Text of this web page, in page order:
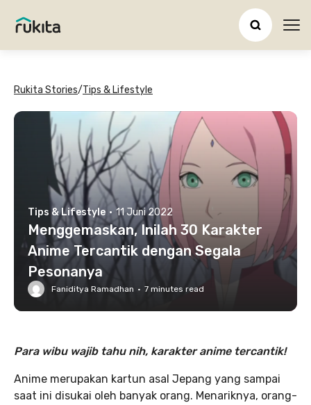
Rukita Stories/Tips & Lifestyle
Tips & Lifestyle · 11 Juni 2022
Menggemaskan, Inilah 30 Karakter
Anime Tercantik dengan Segala
Pesonanya
Faniditya Ramadhan · 7 minutes read
Para wibu wajib tahu nih, karakter anime tercantik!
Anime merupakan kartun asal Jepang yang sampai
saat ini disukai oleh banyak orang. Menariknya, orang-